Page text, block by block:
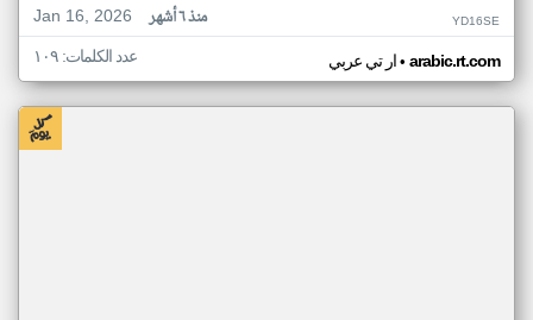
Jan 16, 2026
منذ ٦ أشهر YD16SE
ار تي عربي• arabic.rt.com عدد الكلمات: ١٠٩